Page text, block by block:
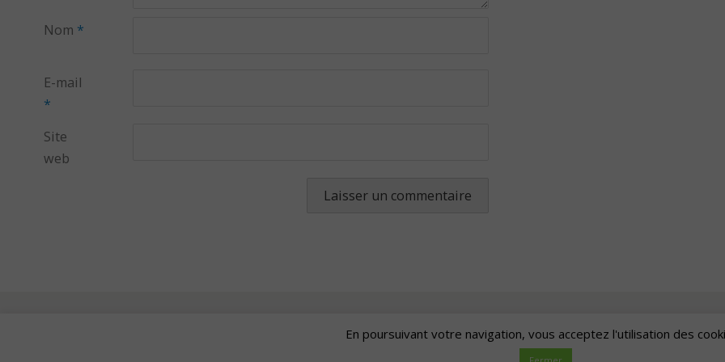
Nom *
E-mail
*
Site
web
Artscape| Fièrement propulsé parMantra&WordPress.
En poursuivant votre navigation, vous acceptez l'utilisation des